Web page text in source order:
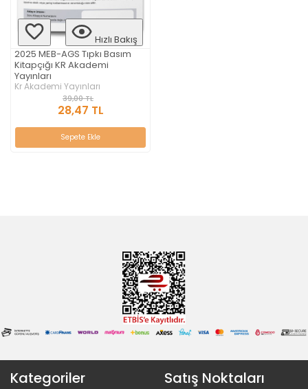
Hızlı Bakış
2025 MEB-AGS Tıpkı Basım
Kitapçığı KR Akademi
Yayınları
Kr Akademi Yayınları
39,00 TL
28,47 TL
Sepete Ekle
Kategoriler Satış Noktaları